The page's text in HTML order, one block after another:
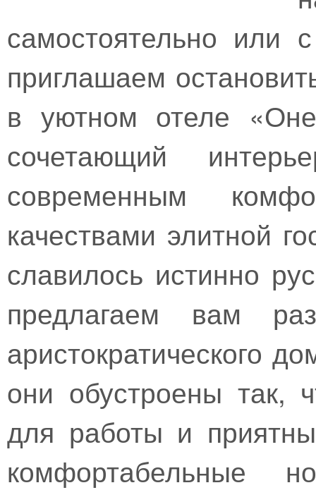
самостоятельно или
приглашаем
в уютном отеле
сочетающий
современным
качествами элитной
славилось истинно
предлагаем вам
аристократического
они обустроены так,
для работы и
комфортабельные